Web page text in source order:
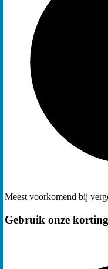
Meest voorkomend bij
Gebruik onze